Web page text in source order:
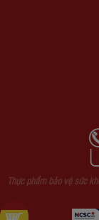
Thực phẩm bảo vệ sức